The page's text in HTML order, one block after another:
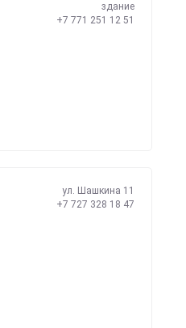
здание
+7 771 251 12 51
ул. Шашкина 11
+7 727 328 18 47